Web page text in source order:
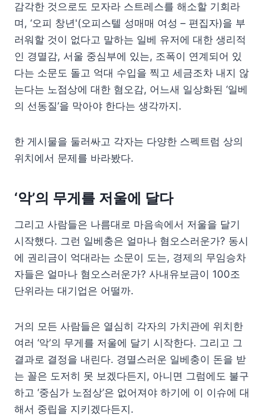
감각한 것으로도 모자라 스트레스를 해소할 기회라
며, ‘오피 창년'(오피스텔 성매매 여성 – 편집자)을 부
러워할 것이 없다고 말하는 일베 유저에 대한 생리적
인 경멸감, 서울 중심부에 있는, 조폭이 연계되어 있
다는 소문도 돌고 억대 수입을 찍고 세금조차 내지 않
는다는 노점상에 대한 혐오감, 어느새 일상화된 ‘일베
의 선동질’을 막아야 한다는 생각까지.
한 게시물을 둘러싸고 각자는 다양한 스펙트럼 상의
위치에서 문제를 바라봤다.
‘악’의 무게를 저울에 달다
그리고 사람들은 나름대로 마음속에서 저울을 달기
시작했다. 그런 일베충은 얼마나 혐오스러운가? 동시
에 권리금이 억대라는 소문이 도는, 경제의 무임승차
자들은 얼마나 혐오스러운가? 사내유보금이 100조
단위라는 대기업은 어떨까.
거의 모든 사람들은 열심히 각자의 가치관에 위치한
여러 ‘악’의 무게를 저울에 달기 시작한다. 그리고 그
결과로 결정을 내린다. 경멸스러운 일베충이 돈을 받
는 꼴은 도저히 못 보겠다든지, 아니면 그럼에도 불구
하고 ‘중심가 노점상’은 없어져야 하기에 이 이슈에 대
해서 중립을 지키겠다든지.